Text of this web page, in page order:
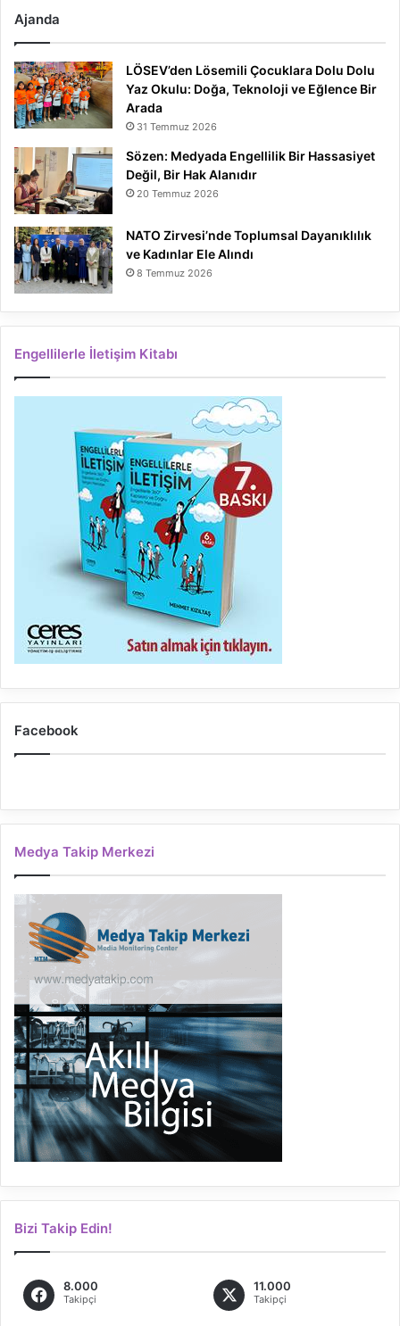
Ajanda
LÖSEV’den Lösemili Çocuklara Dolu Dolu
Yaz Okulu: Doğa, Teknoloji ve Eğlence Bir
Arada
31 Temmuz 2026
Sözen: Medyada Engellilik Bir Hassasiyet
Değil, Bir Hak Alanıdır
20 Temmuz 2026
NATO Zirvesi’nde Toplumsal Dayanıklılık
ve Kadınlar Ele Alındı
8 Temmuz 2026
Engellilerle İletişim Kitabı
Facebook
Medya Takip Merkezi
Bizi Takip Edin!
8.000
Takipçi
11.000
Takipçi